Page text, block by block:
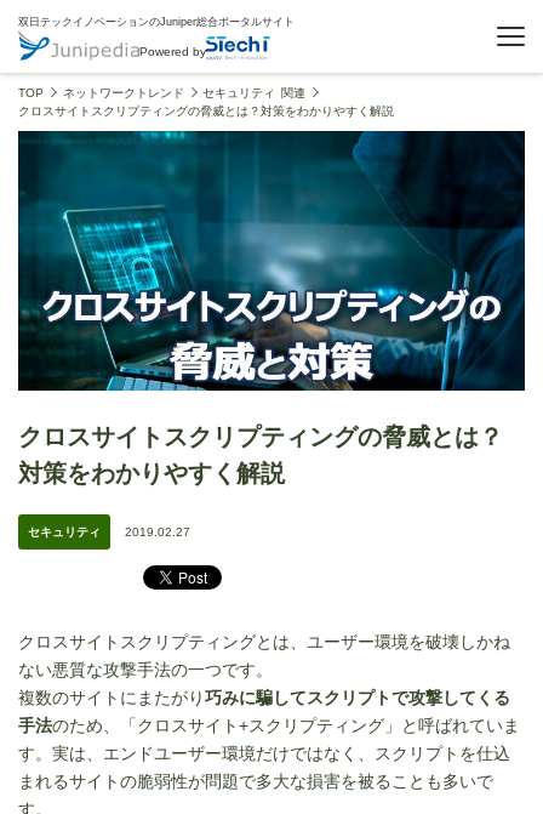
双日テックイノベーションのJuniper総合ポータルサイト
Powered by
TOP ネットワークトレンド
セキュリティ 関連
クロスサイトスクリプティングの脅威とは？対策をわかりやすく解説
クロスサイトスクリプティングの脅威とは？
対策をわかりやすく解説
セキュリティ 2019.02.27
クロスサイトスクリプティングとは、ユーザー環境を破壊しかね
ない悪質な攻撃手法の一つです。
複数のサイトにまたがり巧みに騙してスクリプトで攻撃してくる
手法のため、「クロスサイト+スクリプティング」と呼ばれていま
す。実は、エンドユーザー環境だけではなく、スクリプトを仕込
まれるサイトの脆弱性が問題で多大な損害を被ることも多いで
す。